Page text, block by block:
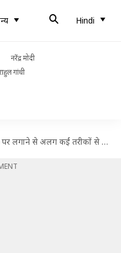
Hindi
नरेंद्र मोदी
गांधी
से अलग कईं तरीकों से किया जा सकता है लिपस्टिक का इस्तेमाल